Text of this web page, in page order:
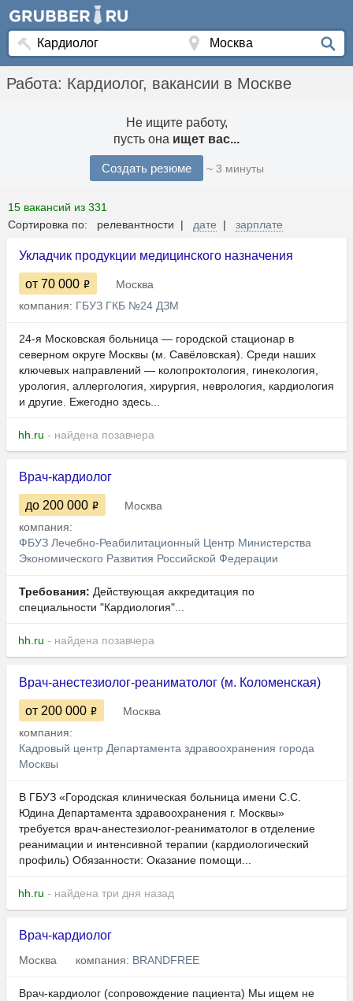
Работа: Кардиолог, вакансии в Москве
Не ищите работу,
пусть она ищет вас...
Создать резюме ~ 3 минуты
15 вакансий из 331
Сортировка по: релевантности | дате | зарплате
Укладчик продукции медицинского назначения
от 70 000
Москва
компания: ГБУЗ ГКБ №24 ДЗМ
24-я Московская больница — городской стационар в
северном округе Москвы (м. Савёловская). Среди наших
ключевых направлений — колопроктология, гинекология,
урология, аллергология, хирургия, неврология, кардиология
и другие. Ежегодно здесь...
hh.ru - найдена позавчера
Врач-кардиолог
до 200 000
Москва
компания:
ФБУЗ Лечебно-Реабилитационный Центр Министерства
Экономического Развития Российской Федерации
Требования: Действующая аккредитация по
специальности "Кардиология"...
hh.ru - найдена позавчера
Врач-анестезиолог-реаниматолог (м. Коломенская)
от 200 000
Москва
компания:
Кадровый центр Департамента здравоохранения города
Москвы
В ГБУЗ «Городская клиническая больница имени С.С.
Юдина Департамента здравоохранения г. Москвы»
требуется врач-анестезиолог-реаниматолог в отделение
реанимации и интенсивной терапии (кардиологический
профиль) Обязанности: Оказание помощи...
hh.ru - найдена три дня назад
Врач-кардиолог
Москва компания: BRANDFREE
Врач-кардиолог (сопровождение пациента) Мы ищем не